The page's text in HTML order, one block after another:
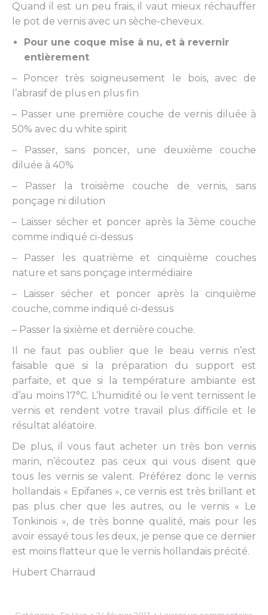
Quand il est un peu frais, il vaut mieux réchauffer
le pot de vernis avec un sèche-cheveux.
Pour une coque mise à nu, et à revernir
entièrement
– Poncer très soigneusement le bois, avec de
l’abrasif de plus en plus fin
– Passer une première couche de vernis diluée à
50% avec du white spirit
– Passer, sans poncer, une deuxième couche
diluée à 40%
– Passer la troisième couche de vernis, sans
ponçage ni dilution
– Laisser sécher et poncer après la 3ème couche
comme indiqué ci-dessus
– Passer les quatrième et cinquième couches
nature et sans ponçage intermédiaire
– Laisser sécher et poncer après la cinquième
couche, comme indiqué ci-dessus
– Passer la sixième et dernière couche.
Il ne faut pas oublier que le beau vernis n’est
faisable que si la préparation du support est
parfaite, et que si la température ambiante est
d’au moins 17°C. L’humidité ou le vent ternissent le
vernis et rendent votre travail plus difficile et le
résultat aléatoire.
De plus, il vous faut acheter un très bon vernis
marin, n’écoutez pas ceux qui vous disent que
tous les vernis se valent. Préférez donc le vernis
hollandais « Epifanes », ce vernis est très brillant et
pas plus cher que les autres, ou le vernis « Le
Tonkinois », de très bonne qualité, mais pour les
avoir essayé tous les deux, je pense que ce dernier
est moins flatteur que le vernis hollandais précité.
Hubert Charraud